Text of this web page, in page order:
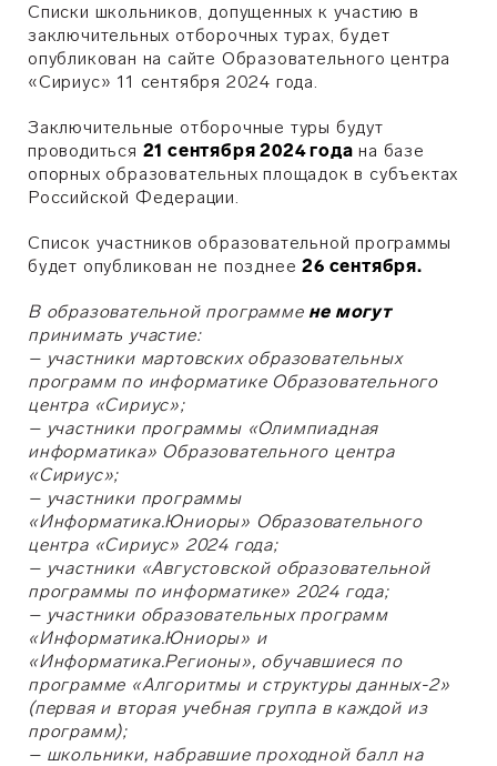
Списки школьников, допущенных к участию в
заключительных отборочных турах, будет
опубликован на сайте Образовательного центра
«Сириус» 11 сентября 2024 года.
Заключительные отборочные туры будут
проводиться 21 сентября 2024 года на базе
опорных образовательных площадок в субъектах
Российской Федерации.
Список участников образовательной программы
будет опубликован не позднее26 сентября.
В образовательной программе не могут
принимать участие:
– участники мартовских образовательных
программ по информатике Образовательного
центра «Сириус»;
– участники программы «Олимпиадная
информатика» Образовательного центра
«Сириус»;
– участники программы
«Информатика.Юниоры» Образовательного
центра «Сириус» 2024 года;
– участники «Августовской образовательной
программы по информатике» 2024 года;
– участники образовательных программ
«Информатика.Юниоры» и
«Информатика.Регионы», обучавшиеся по
программе «Алгоритмы и структуры данных-2»
(первая и вторая учебная группа в каждой из
программ);
– школьники, набравшие проходной балл на